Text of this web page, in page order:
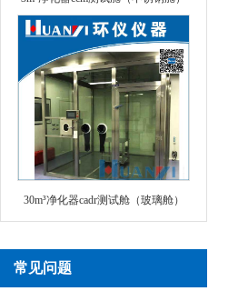
30m³净化器cadr测试舱（玻璃舱）
常见问题